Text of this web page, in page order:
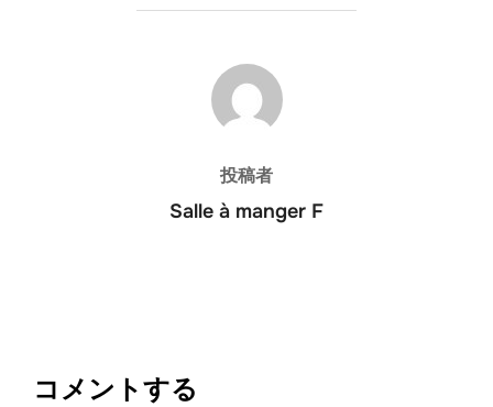
投稿者
投稿者
Salle à manger F
コメントする